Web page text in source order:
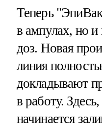
Теперь
в ампулах, но
доз. Новая
линия
докладывают
в работу.
начинается